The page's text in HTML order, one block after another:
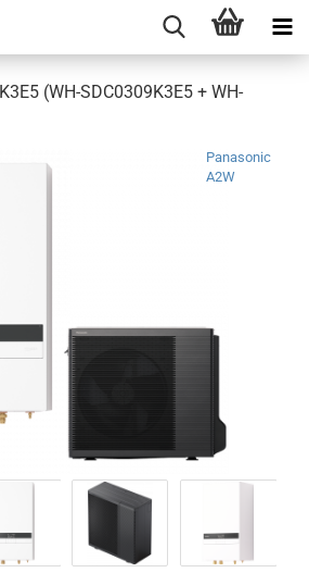
(WH-SDC0309K3E5 + WH-
Panasonic
A2W